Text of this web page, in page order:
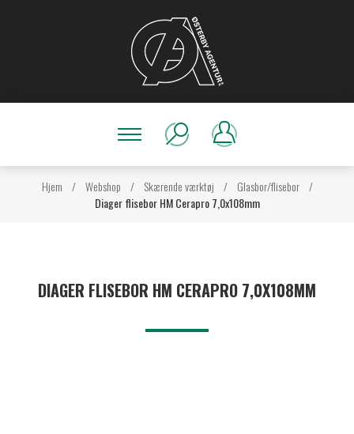
Hjem / Webshop / Skærende værktøj / Glasbor/flisebor /
Diager flisebor HM Cerapro 7,0x108mm
DIAGER FLISEBOR HM CERAPRO 7,0X108MM